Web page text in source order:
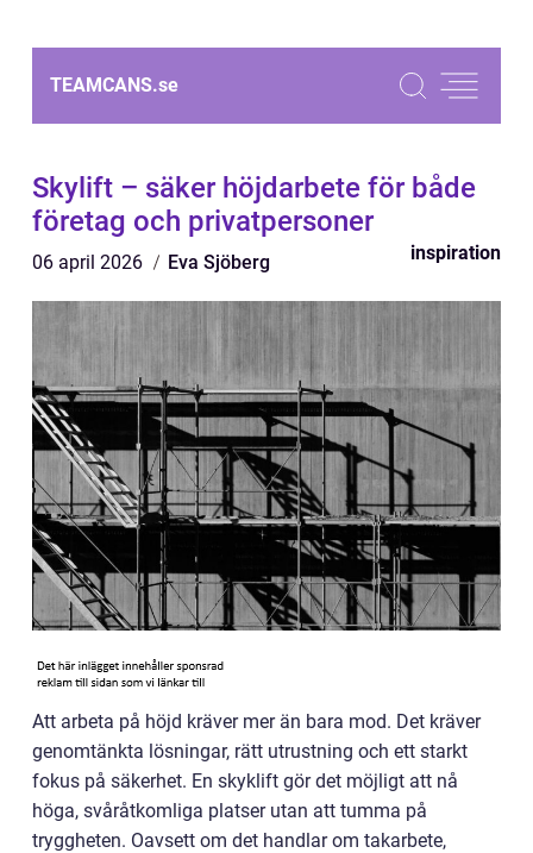
TEAMCANS.se
Skylift – säker höjdarbete för både
företag och privatpersoner
06 april 2026 Eva Sjöberg inspiration
Att arbeta på höjd kräver mer än bara mod. Det kräver
genomtänkta lösningar, rätt utrustning och ett starkt
fokus på säkerhet. En skyklift gör det möjligt att nå
höga, svåråtkomliga platser utan att tumma på
tryggheten. Oavsett om det handlar om takarbete,